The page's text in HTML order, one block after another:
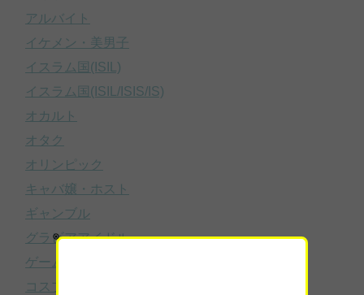
アルバイト
イケメン・美男子
イスラム国(ISIL)
イスラム国(ISIL/ISIS/IS)
オカルト
オタク
オリンピック
キャバ嬢・ホスト
ギャンブル
グラビアアイドル
ゲーム
コスプレ